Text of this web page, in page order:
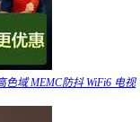
色域 MEMC防抖 WiFi6 电视